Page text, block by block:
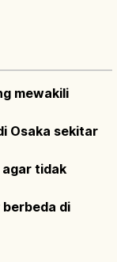
mewakili
Osaka sekitar
tidak
di